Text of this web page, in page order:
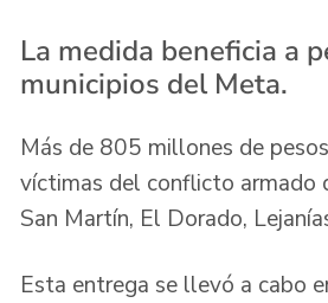
La medida beneficia a
municipios del Meta.
Más de 805 millones de
víctimas del conflicto armado
San Martín, El Dorado,
Esta entrega se llevó a cabo